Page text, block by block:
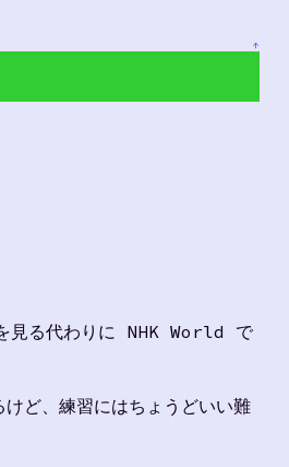
↑
見る代わりに NHK World で
ど、練習にはちょうどいい難